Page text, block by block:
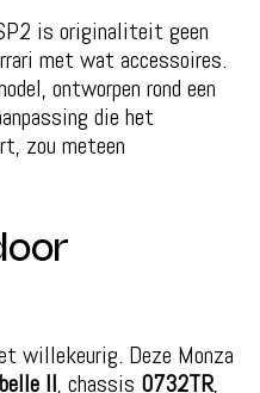
is originaliteit geen
met wat accessoires.
ontworpen rond een
die het
zou meteen
willekeurig. Deze Monza
II, chassis 0732TR,